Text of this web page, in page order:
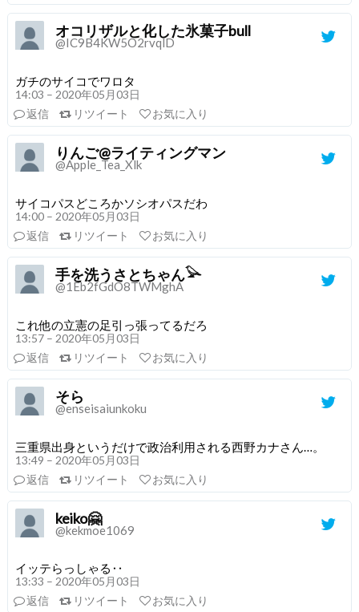
オコリザルと化した氷菓子bull
@IC9B4KW5O2rvqlD
ガチのサイコでワロタ
14:03 – 2020年05月03日
返信
リツイート お気に入り
りんご@ライティングマン
@Apple_Tea_Xlk
サイコパスどころかソシオパスだわ
14:00 – 2020年05月03日
返信
リツイート お気に入り
手を洗うさとちゃん𓅪
@1Eb2fGdO8TWMghA
これ他の立憲の足引っ張ってるだろ
13:57 – 2020年05月03日
返信
リツイート お気に入り
そら
@enseisaiunkoku
三重県出身というだけで政治利用される西野カナさん…。
13:49 – 2020年05月03日
返信
リツイート お気に入り
keiko🤗
@kekmoe1069
イッテらっしゃる‥
13:33 – 2020年05月03日
返信
リツイート お気に入り